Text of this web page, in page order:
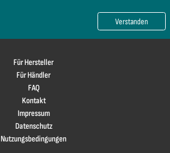
Verstanden
Für Hersteller
Für Händler
FAQ
Kontakt
Impressum
Datenschutz
Nutzungsbedingungen